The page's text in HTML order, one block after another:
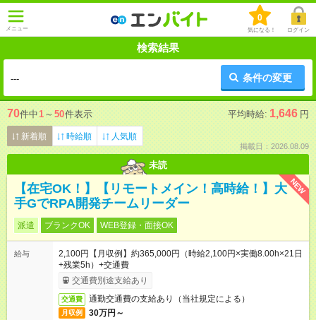
メニュー
0
気になる！ ログイン
検索結果
--- 条件の変更
70件中1 ～ 50件表示 平均時給: 1,646 円
新着順 時給順 人気順
掲載日：2026.08.09
未読
NEW
【在宅OK！】【リモートメイン！高時給！】大
手GでRPA開発チームリーダー
派遣 ブランクOK WEB登録・面接OK
給与
2,100円【月収例】約365,000円（時給2,100円×実働8.00h×21日
+残業5h）+交通費
交通費別途支給あり
交通費 通勤交通費の支給あり（当社規定による）
月収例 30万円～